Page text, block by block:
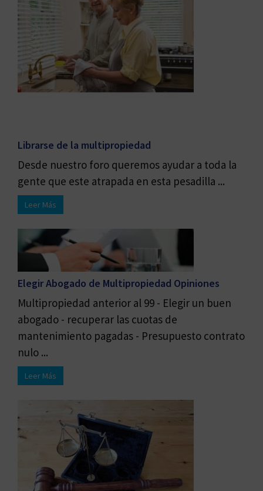
Librarse de la multipropiedad
Desde nuestro foro queremos ayudar a toda la
gente que este atrapada en esta pesadilla ...
Leer Más
Elegir Abogado de Multipropiedad Opiniones
Multipropiedad anterior al 99 - Elegir un buen
abogado - recuperar las cuotas de
mantenimiento pagadas - Presupuesto contrato
nulo ...
Leer Más